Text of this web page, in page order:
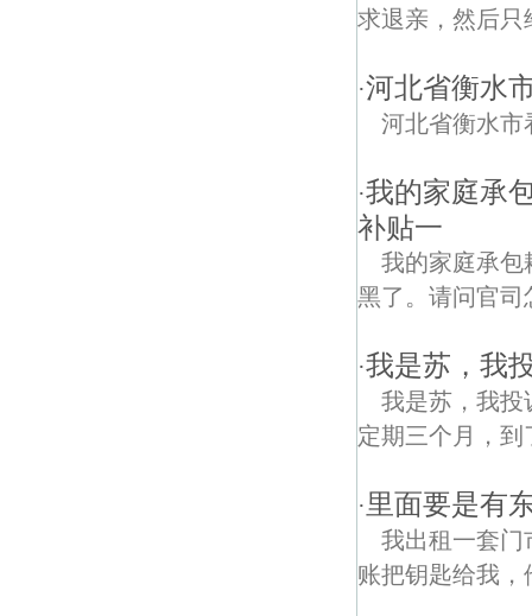
求退亲，然后只
·河北省衡水
河北省衡水市
·我的家庭承
补贴一
我的家庭承包
黑了。请问官司
·我是苏，我
我是苏，我投
定期三个月，到
·里面要是有
我出租一套门
账把钥匙给我